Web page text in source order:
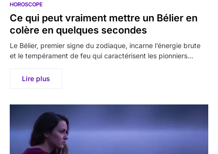
HOROSCOPE
Ce qui peut vraiment mettre un Bélier en
colère en quelques secondes
Le Bélier, premier signe du zodiaque, incarne l’énergie brute
et le tempérament de feu qui caractérisent les pionniers…
Lire plus